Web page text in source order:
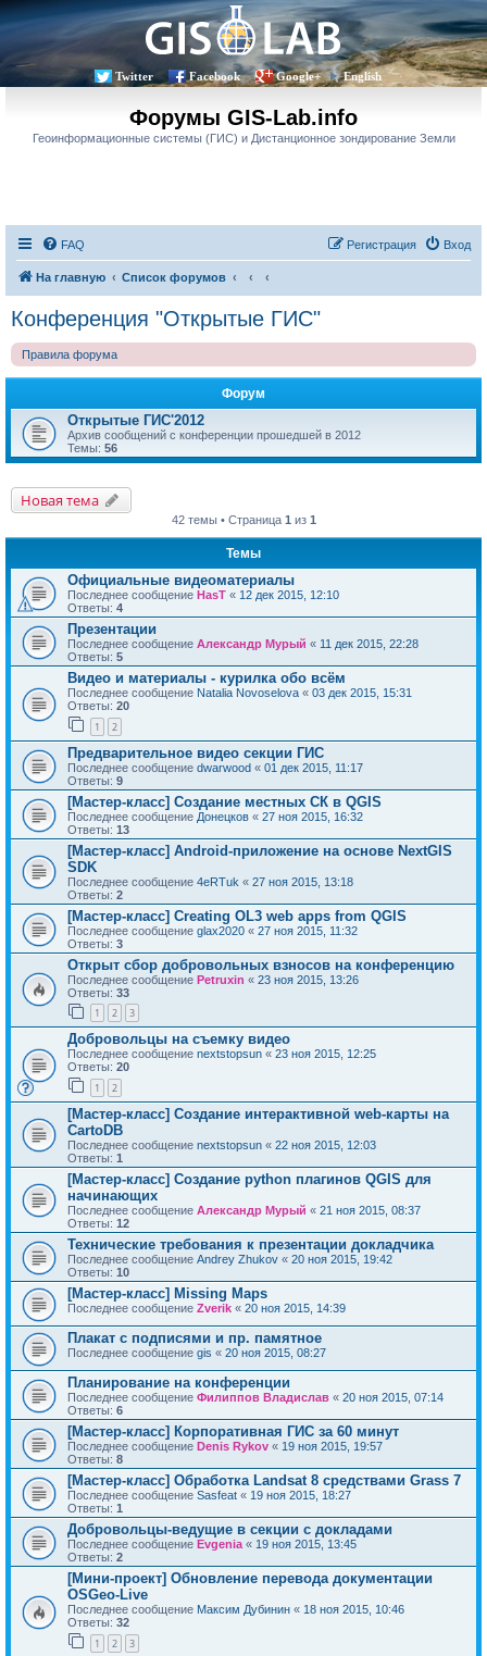
Twitter Facebook Google+ English
Форумы GIS-Lab.info
Геоинформационные системы (ГИС) и Дистанционное зондирование Земли
FAQ Вход
Регистрация
На главную Список форумов
Конференция "Открытые ГИС"
Правила форума
Форум
Открытые ГИС'2012
Архив сообщений с конференции прошедшей в 2012
Темы: 56
Новая тема
42 темы • Страница 1 из 1
Темы
Официальные видеоматериалы
Последнее сообщение HasT « 12 дек 2015, 12:10
Ответы: 4
Презентации
Последнее сообщение Александр Мурый « 11 дек 2015, 22:28
Ответы: 5
Видео и материалы - курилка обо всём
Последнее сообщение Natalia Novoselova « 03 дек 2015, 15:31
Ответы: 20
1 2
Предварительное видео секции ГИС
Последнее сообщение dwarwood « 01 дек 2015, 11:17
Ответы: 9
[Мастер-класс] Создание местных СК в QGIS
Последнее сообщение Донецков « 27 ноя 2015, 16:32
Ответы: 13
[Мастер-класс] Android-приложение на основе NextGIS
SDK
Последнее сообщение 4eRTuk « 27 ноя 2015, 13:18
Ответы: 2
[Мастер-класс] Creating OL3 web apps from QGIS
Последнее сообщение glax2020 « 27 ноя 2015, 11:32
Ответы: 3
Открыт сбор добровольных взносов на конференцию
Последнее сообщение Petruxin « 23 ноя 2015, 13:26
Ответы: 33
1 2 3
Добровольцы на съемку видео
Последнее сообщение nextstopsun « 23 ноя 2015, 12:25
Ответы: 20
1 2
[Мастер-класс] Создание интерактивной web-карты на
CartoDB
Последнее сообщение nextstopsun « 22 ноя 2015, 12:03
Ответы: 1
[Мастер-класс] Создание python плагинов QGIS для
начинающих
Последнее сообщение Александр Мурый « 21 ноя 2015, 08:37
Ответы: 12
Технические требования к презентации докладчика
Последнее сообщение Andrey Zhukov « 20 ноя 2015, 19:42
Ответы: 10
[Мастер-класс] Missing Maps
Последнее сообщение Zverik « 20 ноя 2015, 14:39
Плакат с подписями и пр. памятное
Последнее сообщение gis « 20 ноя 2015, 08:27
Планирование на конференции
Последнее сообщение Филиппов Владислав « 20 ноя 2015, 07:14
Ответы: 6
[Мастер-класс] Корпоративная ГИС за 60 минут
Последнее сообщение Denis Rykov « 19 ноя 2015, 19:57
Ответы: 8
[Мастер-класс] Обработка Landsat 8 средствами Grass 7
Последнее сообщение Sasfeat « 19 ноя 2015, 18:27
Ответы: 1
Добровольцы-ведущие в секции с докладами
Последнее сообщение Evgenia « 19 ноя 2015, 13:45
Ответы: 2
[Мини-проект] Обновление перевода документации
OSGeo-Live
Последнее сообщение Максим Дубинин « 18 ноя 2015, 10:46
Ответы: 32
1 2 3